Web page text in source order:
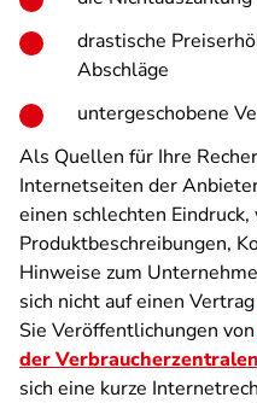
drastische
Abschläge
untergeschobene
Als Quellen für Ihre
Internetseiten der
einen schlechten
Produktbeschreibungen,
Hinweise zum
sich nicht auf einen
Sie Veröffentlichungen von
der Verbraucherzentralen
sich eine kurze